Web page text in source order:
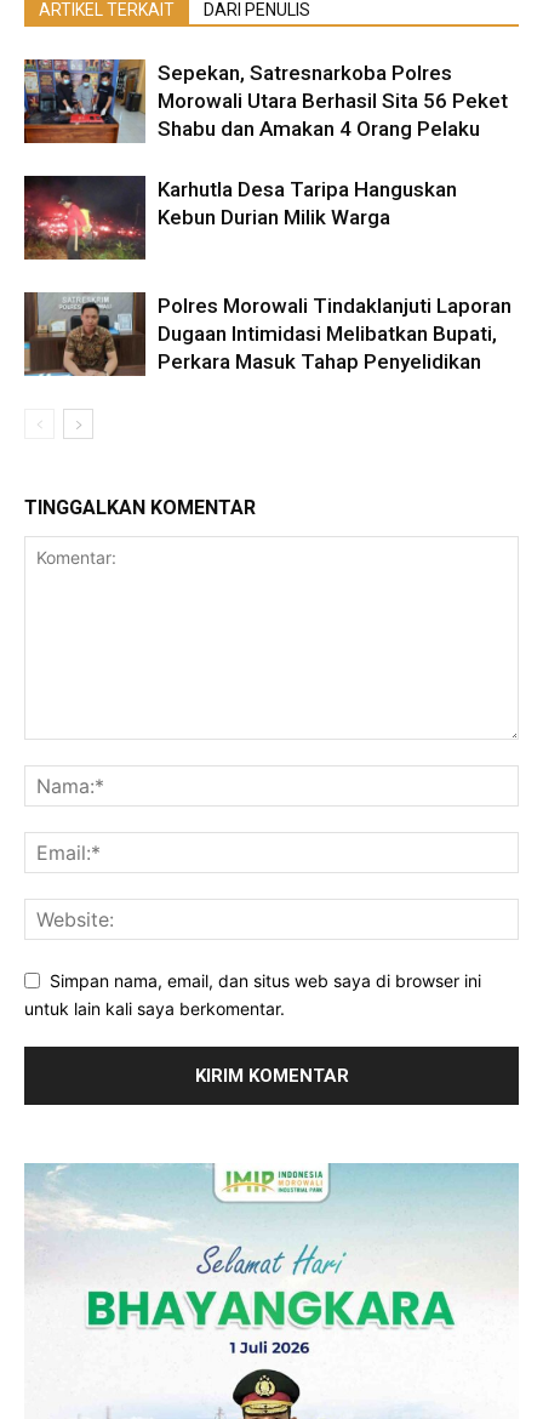
ARTIKEL TERKAIT DARI PENULIS
Sepekan, Satresnarkoba Polres
Morowali Utara Berhasil Sita 56 Peket
Shabu dan Amakan 4 Orang Pelaku
Karhutla Desa Taripa Hanguskan
Kebun Durian Milik Warga
Polres Morowali Tindaklanjuti Laporan
Dugaan Intimidasi Melibatkan Bupati,
Perkara Masuk Tahap Penyelidikan
TINGGALKAN KOMENTAR
Simpan nama, email, dan situs web saya di browser ini
untuk lain kali saya berkomentar.